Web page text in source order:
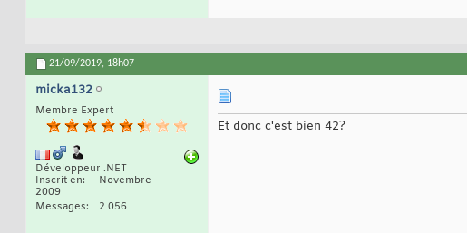
21/09/2019, 18h07
micka132
Membre Expert
Développeur .NET
Inscrit en
Novembre
2009
Messages
2 056
Et donc c'est bien 42?